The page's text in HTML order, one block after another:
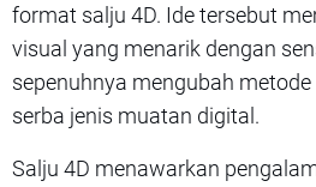
format salju 4D. Ide tersebut
visual yang menarik dengan
sepenuhnya mengubah
serba jenis muatan digital.
Salju 4D menawarkan